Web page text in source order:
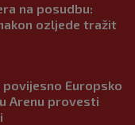
na posudbu:
ozljede tražit
povijesno Europsko
Arenu provesti